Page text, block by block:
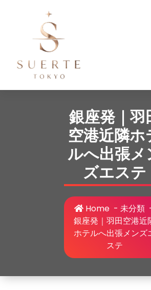
銀座発｜羽
空港近隣ホ
ルへ出張メ
ズエステ
Home- 未分類
銀座発｜羽田空港近
ホテルへ出張メンズ
ステ